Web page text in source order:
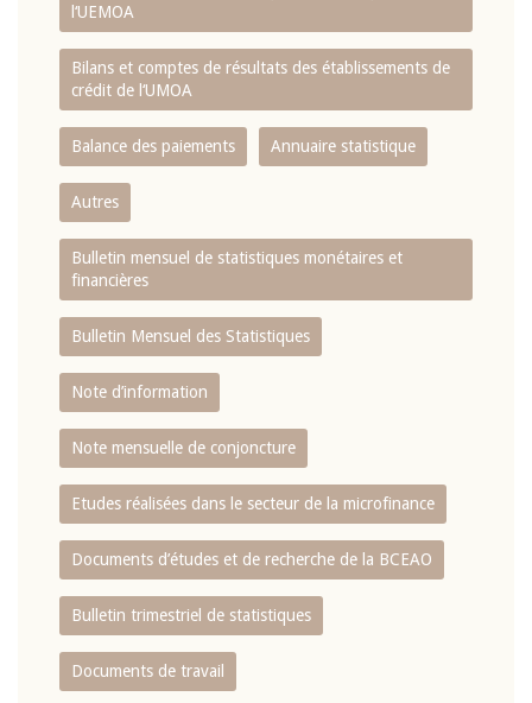
l‘UEMOA
Bilans et comptes de résultats des établissements de
crédit de l‘UMOA
Balance des paiements Annuaire statistique
Autres
Bulletin mensuel de statistiques monétaires et
financières
Bulletin Mensuel des Statistiques
Note d’information
Note mensuelle de conjoncture
Etudes réalisées dans le secteur de la microfinance
Documents d’études et de recherche de la BCEAO
Bulletin trimestriel de statistiques
Documents de travail